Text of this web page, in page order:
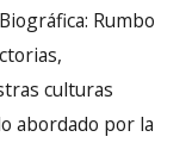
Rumbo
culturas
abordado por la